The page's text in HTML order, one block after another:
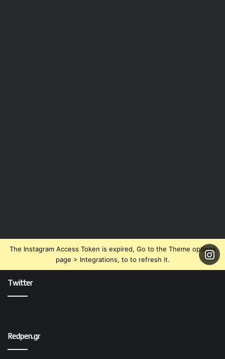
The Instagram Access Token is expired, Go to the Theme options
page > Integrations, to to refresh it.
Twitter
Redpen.gr